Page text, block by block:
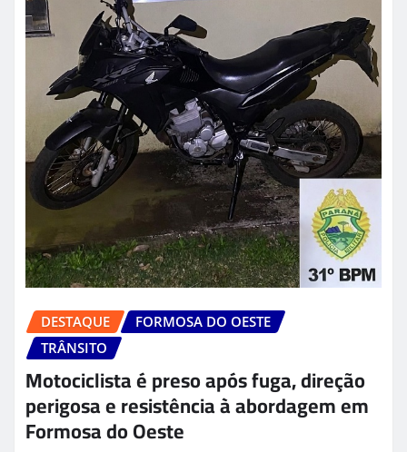
DESTAQUE
FORMOSA DO OESTE
TRÂNSITO
Motociclista é preso após fuga, direção
perigosa e resistência à abordagem em
Formosa do Oeste